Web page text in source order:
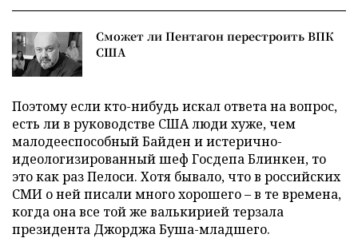
Сможет ли Пентагон перестроить ВПК
США
Поэтому если кто-нибудь искал ответа на вопрос,
есть ли в руководстве США люди хуже, чем
малодееспособный Байден и истерично-
идеологизированный шеф Госдепа Блинкен, то
это как раз Пелоси. Хотя бывало, что в российских
СМИ о ней писали много хорошего – в те времена,
когда она все той же валькирией терзала
президента Джорджа Буша-младшего.